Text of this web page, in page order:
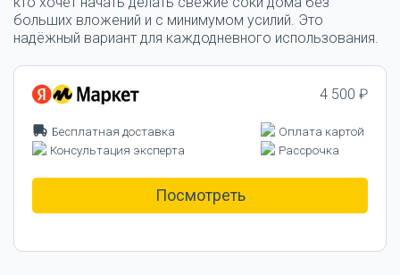
больших вложений и с минимумом усилий. Это
надёжный вариант для каждодневного использования.
4 500 ₽
Бесплатная доставка
Оплата картой
Консультация эксперта
Рассрочка
Посмотреть